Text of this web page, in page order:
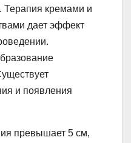
кремами и
дает эффект
и появления
превышает 5 см,